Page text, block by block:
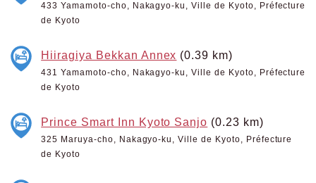
433 Yamamoto-cho, Nakagyo-ku, Ville de Kyoto, Préfecture
de Kyoto
Hiiragiya Bekkan Annex (0.39 km)
431 Yamamoto-cho, Nakagyo-ku, Ville de Kyoto, Préfecture
de Kyoto
Prince Smart Inn Kyoto Sanjo (0.23 km)
325 Maruya-cho, Nakagyo-ku, Ville de Kyoto, Préfecture
de Kyoto